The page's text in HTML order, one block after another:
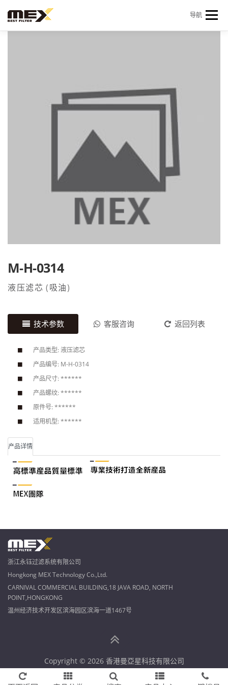
导航
M-H-0314
液压滤芯 (吸油)
技术参数 客服咨询 返回列表
产品类型: 液压滤芯
产品编号: M-H-0314
产品尺寸: ******
产品螺纹: ******
原件号: ******
适用机型: ******
产品详情
浙江永钰过滤系统有限公司
Hongkong MEX Technology Co.,Ltd.
CARNIVAL COMMERCIAL BUILDING,18 JAVA ROAD, NORTH
POINT,HONGKONG
温州经济技术开发区滨海园区滨海一道1467号
Copyright © 2026 香港曼亞星科技有限公司